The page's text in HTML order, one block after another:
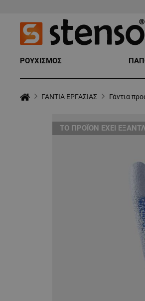
ΡΟΥΧΙΣΜΟΣ
ΓΑΝΤΙΑ ΕΡΓΑΣΙΑΣ Γάντια
ТΟ ΠΡΟΪΌΝ ΈΧΕΙ